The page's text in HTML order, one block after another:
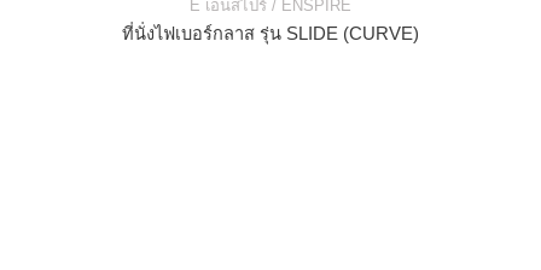
E เอ็นสไปร์ / ENSPIRE
ที่นั่งไฟเบอร์กลาส รุ่น SLIDE (CURVE)